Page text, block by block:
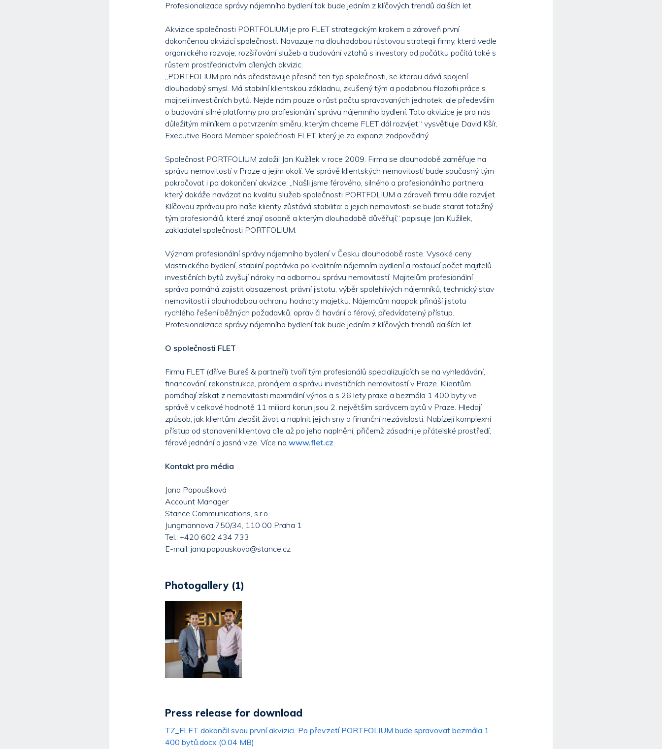
Profesionalizace správy nájemního bydlení tak bude jedním z klíčových trendů dalších let.
Akvizice společnosti PORTFOLIUM je pro FLET strategickým krokem a zároveň první
dokončenou akvizicí společnosti. Navazuje na dlouhodobou růstovou strategii firmy, která vedle
organického rozvoje, rozšiřování služeb a budování vztahů s investory od počátku počítá také s
růstem prostřednictvím cílených akvizic.
„PORTFOLIUM pro nás představuje přesně ten typ společnosti, se kterou dává spojení
dlouhodobý smysl. Má stabilní klientskou základnu, zkušený tým a podobnou filozofii práce s
majiteli investičních bytů. Nejde nám pouze o růst počtu spravovaných jednotek, ale především
o budování silné platformy pro profesionální správu nájemního bydlení. Tato akvizice je pro nás
důležitým milníkem a potvrzením směru, kterým chceme FLET dál rozvíjet,“ vysvětluje David Kšír,
Executive Board Member společnosti FLET, který je za expanzi zodpovědný.
Společnost PORTFOLIUM založil Jan Kužílek v roce 2009. Firma se dlouhodobě zaměřuje na
správu nemovitostí v Praze a jejím okolí. Ve správě klientských nemovitostí bude současný tým
pokračovat i po dokončení akvizice. „Našli jsme férového, silného a profesionálního partnera,
který dokáže navázat na kvalitu služeb společnosti PORTFOLIUM a zároveň firmu dále rozvíjet.
Klíčovou zprávou pro naše klienty zůstává stabilita: o jejich nemovitosti se bude starat totožný
tým profesionálů, které znají osobně a kterým dlouhodobě důvěřují,“ popisuje Jan Kužílek,
zakladatel společnosti PORTFOLIUM.
Význam profesionální správy nájemního bydlení v Česku dlouhodobě roste. Vysoké ceny
vlastnického bydlení, stabilní poptávka po kvalitním nájemním bydlení a rostoucí počet majitelů
investičních bytů zvyšují nároky na odbornou správu nemovitostí. Majitelům profesionální
správa pomáhá zajistit obsazenost, právní jistotu, výběr spolehlivých nájemníků, technický stav
nemovitosti i dlouhodobou ochranu hodnoty majetku. Nájemcům naopak přináší jistotu
rychlého řešení běžných požadavků, oprav či havárií a férový, předvídatelný přístup.
Profesionalizace správy nájemního bydlení tak bude jedním z klíčových trendů dalších let.
O společnosti FLET
Firmu FLET (dříve Bureš & partneři) tvoří tým profesionálů specializujících se na vyhledávání,
financování, rekonstrukce, pronájem a správu investičních nemovitostí v Praze. Klientům
pomáhají získat z nemovitosti maximální výnos a s 26 lety praxe a bezmála 1 400 byty ve
správě v celkové hodnotě 11 miliard korun jsou 2. největším správcem bytů v Praze. Hledají
způsob, jak klientům zlepšit život a naplnit jejich sny o finanční nezávislosti. Nabízejí komplexní
přístup od stanovení klientova cíle až po jeho naplnění, přičemž zásadní je přátelské prostředí,
férové jednání a jasná vize. Více na www.flet.cz.
Kontakt pro média
Jana Papoušková
Account Manager
Stance Communications, s.r.o.
Jungmannova 750/34, 110 00 Praha 1
Tel.: +420 602 434 733
E-mail: jana.papouskova@stance.cz
Photogallery (1)
Press release for download
TZ_FLET dokončil svou první akvizici. Po převzetí PORTFOLIUM bude spravovat bezmála 1
400 bytů.docx (0.04 MB)